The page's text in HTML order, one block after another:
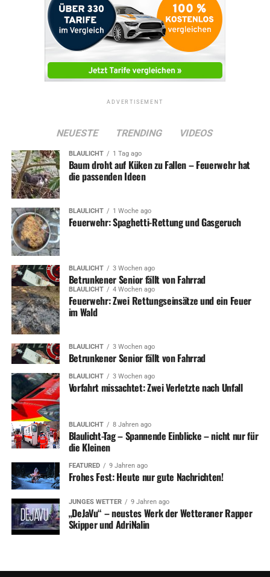
ADVERTISEMENT
NEUESTE TRENDING VIDEOS
BLAULICHT 1 Tag ago
Baum droht auf Küken zu Fallen – Feuerwehr hat
die passenden Ideen
BLAULICHT 1 Woche ago
Feuerwehr: Spaghetti-Rettung und Gasgeruch
BLAULICHT 3 Wochen ago
Betrunkener Senior fällt von Fahrrad
BLAULICHT 4 Wochen ago
Feuerwehr: Zwei Rettungseinsätze und ein Feuer
im Wald
BLAULICHT 3 Wochen ago
Betrunkener Senior fällt von Fahrrad
BLAULICHT 3 Wochen ago
Vorfahrt missachtet: Zwei Verletzte nach Unfall
BLAULICHT 8 Jahren ago
Blaulicht-Tag – Spannende Einblicke – nicht nur für
die Kleinen
FEATURED 9 Jahren ago
Frohes Fest: Heute nur gute Nachrichten!
JUNGES WETTER 9 Jahren ago
„DeJaVu“ – neustes Werk der Wetteraner Rapper
Skipper und AdriNalin